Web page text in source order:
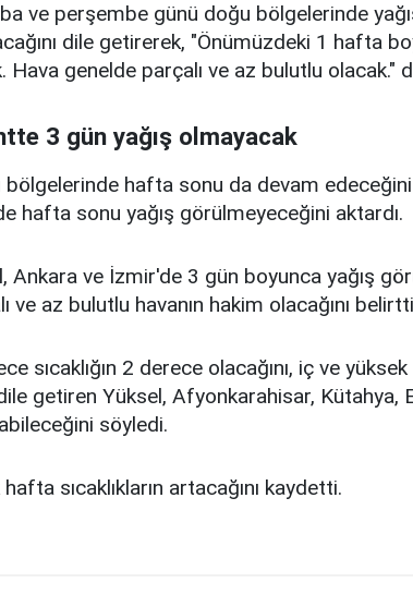
ve perşembe günü doğu bölgelerinde
dile getirerek, "Önümüzdeki 1 hafta
Hava genelde parçalı ve az bulutlu olacak."
3 gün yağış olmayacak
bölgelerinde hafta sonu da devam
hafta sonu yağış görülmeyeceğini aktardı.
Ankara ve İzmir'de 3 gün boyunca yağış
ve az bulutlu havanın hakim olacağını
sıcaklığın 2 derece olacağını, iç ve
getiren Yüksel, Afyonkarahisar, Kütahya,
söyledi.
sıcaklıkların artacağını kaydetti.